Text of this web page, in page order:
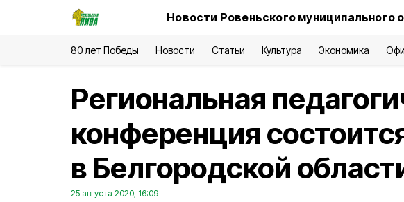
Новости Ровеньского муниципального
80 лет Победы Новости Статьи Культура Экономика
Региональная
конференция
в Белгородской
25 августа 2020, 16:09